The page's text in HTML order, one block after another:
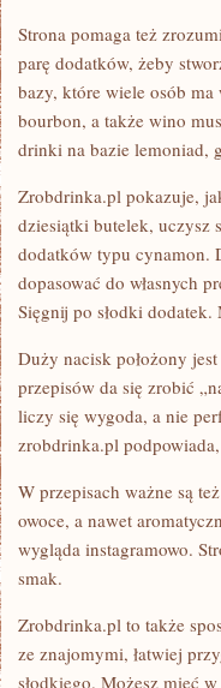
Strona pomaga też
parę dodatków, żeby
bazy, które wiele osób
bourbon, a także wino
drinki na bazie lemoniad,
Zrobdrinka.pl pokazuje,
dziesiątki butelek, uczysz
dodatków typu cynamon.
dopasować do własnych
Sięgnij po słodki
Duży nacisk położony
przepisów da się zrobić
liczy się wygoda, a nie
zrobdrinka.pl
W przepisach ważne są
owoce, a nawet
wygląda instagramowo.
smak.
Zrobdrinka.pl to także
ze znajomymi, łatwiej
słodkiego. Możesz mieć